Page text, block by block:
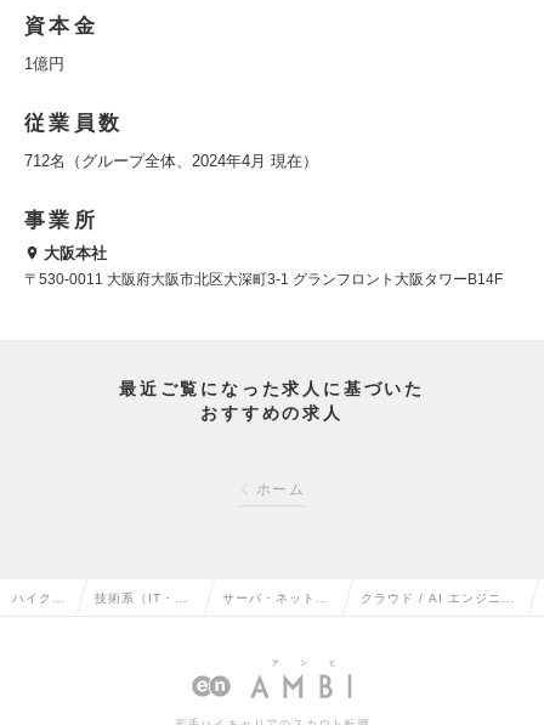
資本金
1億円
従業員数
712名（グループ全体、2024年4月 現在）
事業所
大阪本社
〒530-0011 大阪府大阪市北区大深町3-1 グランフロント大阪タワーB14F
最近ご覧になった求人に基づいた
おすすめの求人
ホーム
ハイクラ 技術系（IT・We サーバ・ネットワ
転職
クラウド / AI エンジニア